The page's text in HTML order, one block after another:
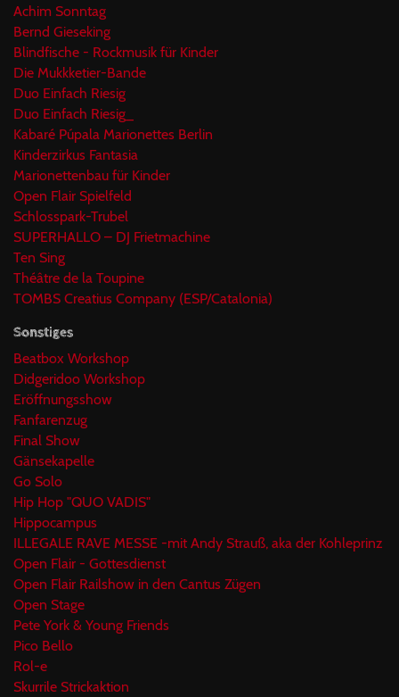
Achim Sonntag
Bernd Gieseking
Blindfische - Rockmusik für Kinder
Die Mukkketier-Bande
Duo Einfach Riesig
Duo Einfach Riesig_
Kabaré Púpala Marionettes Berlin
Kinderzirkus Fantasia
Marionettenbau für Kinder
Open Flair Spielfeld
Schlosspark-Trubel
SUPERHALLO – DJ Frietmachine
Ten Sing
Théâtre de la Toupine
TOMBS Creatius Company (ESP/Catalonia)
Sonstiges
Beatbox Workshop
Didgeridoo Workshop
Eröffnungsshow
Fanfarenzug
Final Show
Gänsekapelle
Go Solo
Hip Hop "QUO VADIS"
Hippocampus
ILLEGALE RAVE MESSE -mit Andy Strauß, aka der Kohleprinz
Open Flair - Gottesdienst
Open Flair Railshow in den Cantus Zügen
Open Stage
Pete York & Young Friends
Pico Bello
Rol-e
Skurrile Strickaktion